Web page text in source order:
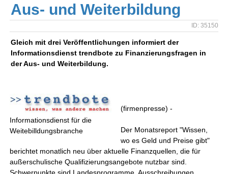
Aus- und Weiterbildung
ID: 35150
Gleich mit drei Veröffentlichungen informiert der
Informationsdienst trendbote zu Finanzierungsfragen in
der Aus- und Weiterbildung.
Informationsdienst für die
Weitebilldungsbranche
(firmenpresse) -
Der Monatsreport "Wissen,
wo es Geld und Preise gibt"
berichtet monatlich neu über aktuelle Finanzquellen, die für
außerschulische Qualifizierungsangebote nutzbar sind.